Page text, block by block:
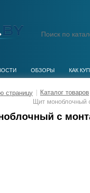
ОБЗОРЫ КАК
Каталог товаров
Щит моноблочный
с